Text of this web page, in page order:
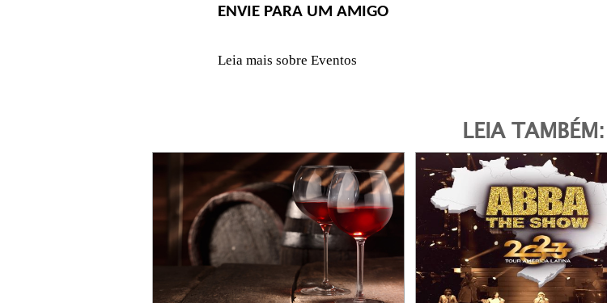
ENVIE PARA UM AMIGO
Leia mais sobre Eventos
LEIA TAMBÉM: